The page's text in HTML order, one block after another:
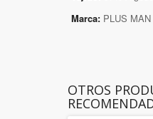
Marca: PLUS MAN
OTROS